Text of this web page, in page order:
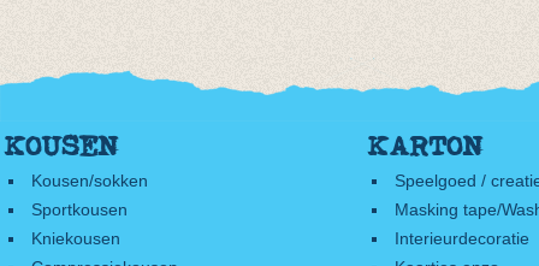
KOUSEN
Kousen/sokken
Sportkousen
Kniekousen
KARTON
Speelgoed /
Masking tape/
Interieurdecoratie